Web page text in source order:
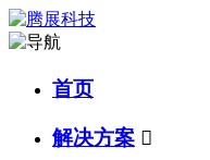
首页
解决方案 